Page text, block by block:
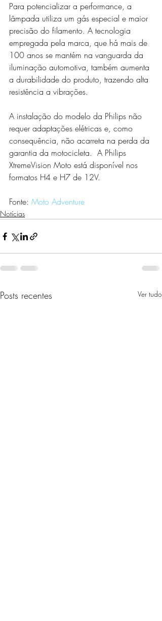
Para potencializar a performance, a
lâmpada utiliza um gás especial e maior
precisão do filamento. A tecnologia
empregada pela marca, que há mais de
100 anos se mantém na vanguarda da
iluminação automotiva, também aumenta
a durabilidade do produto, trazendo alta
resistência a vibrações.
A instalação do modelo da Philips não
requer adaptações elétricas e, como
consequência, não acarreta na perda da
garantia da motocicleta.  A Philips
XtremeVision Moto está disponível nos
formatos H4 e H7 de 12V.
Fonte: Moto Adventure
Notícias
Posts recentes Ver tudo